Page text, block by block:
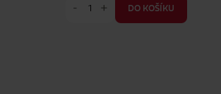
- + DO KOŠÍKU